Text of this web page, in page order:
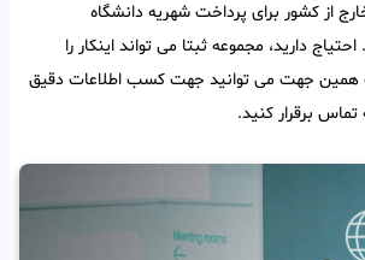
از کشور برای پرداخت شهریه دانشگاه
دارید، مجموعه ثبتا می تواند اینکار را
به همین جهت می توانید جهت کسب اطلاعات دقیق
برقرار کنید.